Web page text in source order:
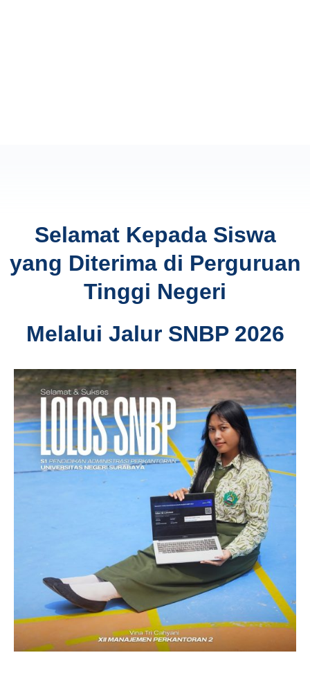
Selamat Kepada Siswa
yang Diterima di Perguruan
Tinggi Negeri
Melalui Jalur SNBP 2026